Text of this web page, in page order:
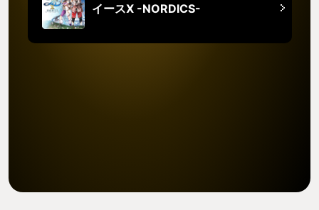
イースX -NORDICS-